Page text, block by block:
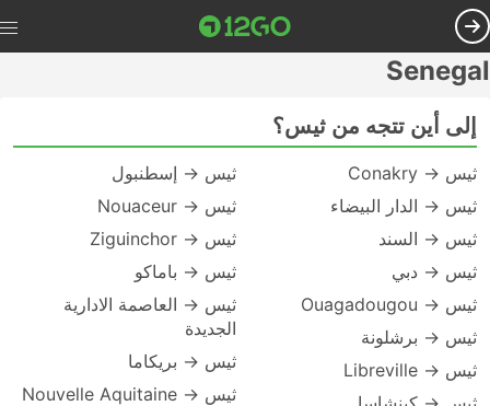
Senegal
إلى أين تتجه من ثيس؟
ثيس → Conakry
ثيس → الدار البيضاء
ثيس → السند
ثيس → دبي
ثيس → Ouagadougou
ثيس → برشلونة
ثيس → Libreville
ثيس → إسطنبول
ثيس → Nouaceur
ثيس → Ziguinchor
ثيس → باماكو
ثيس → العاصمة الادارية
الجديدة
ثيس → بريكاما
ثيس → Nouvelle Aquitaine